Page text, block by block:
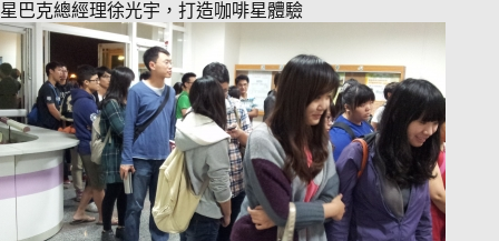
星巴克總經理徐光宇，打造咖啡星體驗